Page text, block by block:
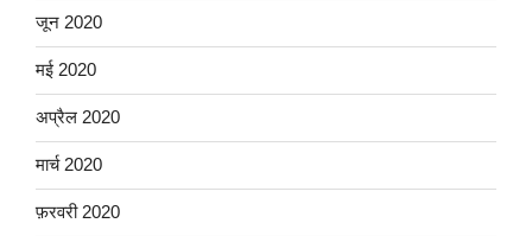
जून 2020
मई 2020
अप्रैल 2020
मार्च 2020
फ़रवरी 2020